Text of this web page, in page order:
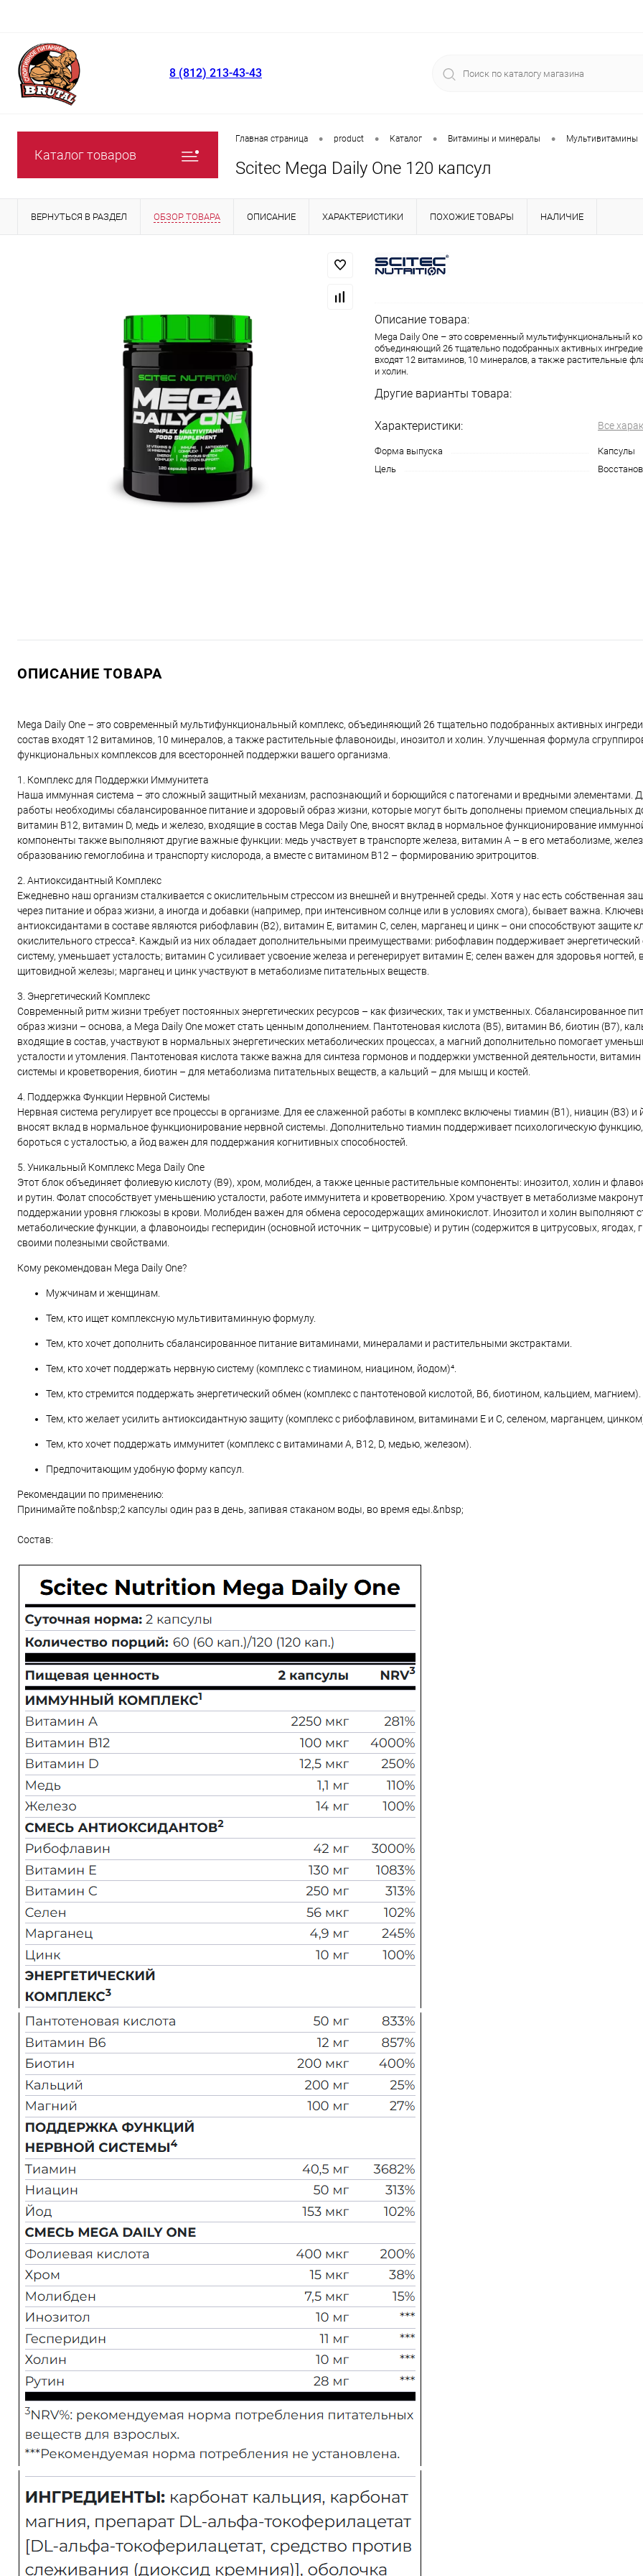
8 (812) 213-43-43
Каталог товаров
Главная страница • product • Каталог • Витамины и минералы • Мультивитамины
Scitec Mega Daily One 120 капсул
ВЕРНУТЬСЯ В РАЗДЕЛ ОБЗОР ТОВАРА ОПИСАНИЕ ХАРАКТЕРИСТИКИ ПОХОЖИЕ ТОВАРЫ НАЛИЧИЕ
Описание товара:
Mega Daily One – это современный мультифункциональный
объединяющий 26 тщательно подобранных активных
входят 12 витаминов, 10 минералов, а также растительные
и холин.
Другие варианты товара:
Характеристики: Все
Форма выпуска
Капсулы
Цель
ОПИСАНИЕ ТОВАРА
Mega Daily One – это современный мультифункциональный комплекс, объединяющий 26 тщательно подобранных активных
состав входят 12 витаминов, 10 минералов, а также растительные флавоноиды, инозитол и холин. Улучшенная формула
функциональных комплексов для всесторонней поддержки вашего организма.
1. Комплекс для Поддержки Иммунитета
Наша иммунная система – это сложный защитный механизм, распознающий и борющийся с патогенами и вредными элементами.
работы необходимы сбалансированное питание и здоровый образ жизни, которые могут быть дополнены приемом специальных
витамин B12, витамин D, медь и железо, входящие в состав Mega Daily One, вносят вклад в нормальное функционирование
компоненты также выполняют другие важные функции: медь участвует в транспорте железа, витамин А – в его метаболизме,
образованию гемоглобина и транспорту кислорода, а вместе с витамином B12 – формированию эритроцитов.
2. Антиоксидантный Комплекс
Ежедневно наш организм сталкивается с окислительным стрессом из внешней и внутренней среды. Хотя у нас есть собственная
через питание и образ жизни, а иногда и добавки (например, при интенсивном солнце или в условиях смога), бывает важна.
антиоксидантами в составе являются рибофлавин (B2), витамин E, витамин C, селен, марганец и цинк – они способствуют защите
окислительного стресса². Каждый из них обладает дополнительными преимуществами: рибофлавин поддерживает
систему, уменьшает усталость; витамин C усиливает усвоение железа и регенерирует витамин E; селен важен для здоровья ногтей,
щитовидной железы; марганец и цинк участвуют в метаболизме питательных веществ.
3. Энергетический Комплекс
Современный ритм жизни требует постоянных энергетических ресурсов – как физических, так и умственных. Сбалансированное
образ жизни – основа, а Mega Daily One может стать ценным дополнением. Пантотеновая кислота (B5), витамин B6, биотин (B7),
входящие в состав, участвуют в нормальных энергетических метаболических процессах, а магний дополнительно помогает
усталости и утомления. Пантотеновая кислота также важна для синтеза гормонов и поддержки умственной деятельности,
системы и кроветворения, биотин – для метаболизма питательных веществ, а кальций – для мышц и костей.
4. Поддержка Функции Нервной Системы
Нервная система регулирует все процессы в организме. Для ее слаженной работы в комплекс включены тиамин (B1), ниацин (B3) и
вносят вклад в нормальное функционирование нервной системы. Дополнительно тиамин поддерживает психологическую
бороться с усталостью, а йод важен для поддержания когнитивных способностей.
5. Уникальный Комплекс Mega Daily One
Этот блок объединяет фолиевую кислоту (B9), хром, молибден, а также ценные растительные компоненты: инозитол, холин и
и рутин. Фолат способствует уменьшению усталости, работе иммунитета и кроветворению. Хром участвует в метаболизме
поддержании уровня глюкозы в крови. Молибден важен для обмена серосодержащих аминокислот. Инозитол и холин выполняют
метаболические функции, а флавоноиды гесперидин (основной источник – цитрусовые) и рутин (содержится в цитрусовых, ягодах,
своими полезными свойствами.
Кому рекомендован Mega Daily One?
Мужчинам и женщинам.
Тем, кто ищет комплексную мультивитаминную формулу.
Тем, кто хочет дополнить сбалансированное питание витаминами, минералами и растительными экстрактами.
Тем, кто хочет поддержать нервную систему (комплекс с тиамином, ниацином, йодом)⁴.
Тем, кто стремится поддержать энергетический обмен (комплекс с пантотеновой кислотой, B6, биотином, кальцием, магнием).
Тем, кто желает усилить антиоксидантную защиту (комплекс с рибофлавином, витаминами E и C, селеном, марганцем,
Тем, кто хочет поддержать иммунитет (комплекс с витаминами A, B12, D, медью, железом).
Предпочитающим удобную форму капсул.
Рекомендации по применению:
Принимайте по&nbsp;2 капсулы один раз в день, запивая стаканом воды, во время еды.&nbsp;
Состав: